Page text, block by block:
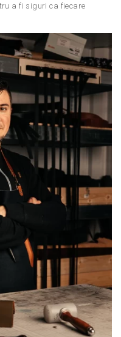
a fi siguri ca fiecare